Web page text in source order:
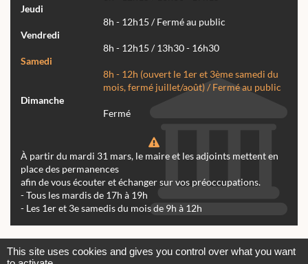
Jeudi
8h - 12h15 / Fermé au public
Vendredi
8h - 12h15 / 13h30 - 16h30
Samedi
8h - 12h (ouvert le 1er et 3ème samedi du
mois, fermé juillet/août) / Fermé au public
Dimanche
Fermé
À partir du mardi 31 mars, le maire et les adjoints mettent en
place des permanences
afin de vous écouter et échanger sur vos préoccupations.
- Tous les mardis de 17h à 19h
- Les 1er et 3e samedis du mois de 9h à 12h
This site uses cookies and gives you control over what you want